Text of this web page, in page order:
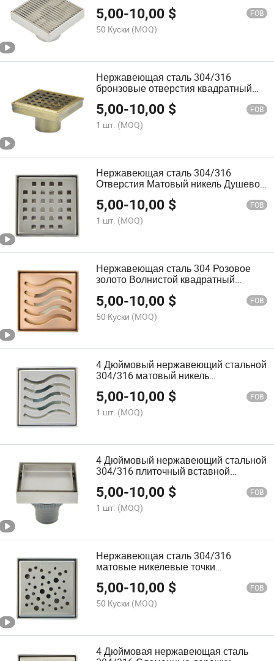
5,00-10,00 $ FOB
50 Куски (MOQ)
Нержавеющая сталь 304/316
бронзовые отверстия квадратный
душевой слив напольный слив
5,00-10,00 $ FOB
1 шт. (MOQ)
Нержавеющая сталь 304/316
Отверстия Матовый никель Душевой
квадратный слив Половый слив
5,00-10,00 $ FOB
1 шт. (MOQ)
Нержавеющая сталь 304 Розовое
золото Волнистой квадратный
5,00-10,00 $ FOB
50 Куски (MOQ)
4 Дюймовый нержавеющий стальной
304/316 матовый никель
полированный волнообразный
квадратный душевой слив
напольный слив
5,00-10,00 $ FOB
1 шт. (MOQ)
4 Дюймовый нержавеющий стальной
304/316 плиточный вставной
квадратный душевой слив
напольный слив
5,00-10,00 $ FOB
1 шт. (MOQ)
Нержавеющая сталь 304/316
матовые никелевые точки
квадратный дренажный пол дренаж
5,00-10,00 $ FOB
50 Куски (MOQ)
4 Дюймовая нержавеющая сталь